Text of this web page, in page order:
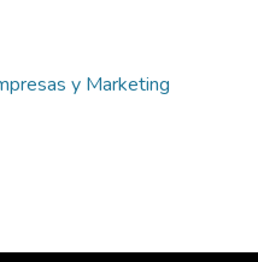
y Marketing